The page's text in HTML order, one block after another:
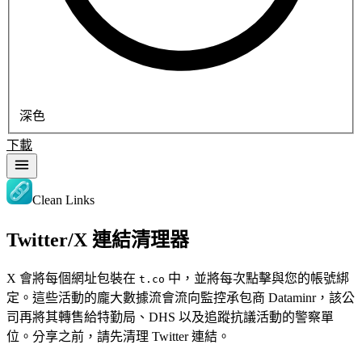
深色
下載
Clean Links
Twitter/X 連結清理器
X 會將每個網址包裝在 t.co 中，並將每次點擊與您的帳號綁
定。這些活動的龐大數據流會流向監控承包商 Dataminr，該公
司再將其轉售給特勤局、DHS 以及追蹤抗議活動的警察單
位。分享之前，請先清理 Twitter 連結。